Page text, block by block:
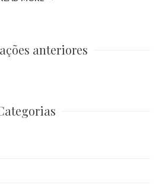
anteriores